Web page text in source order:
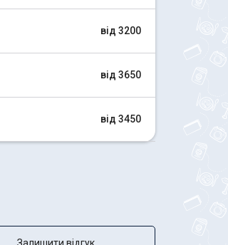
від 3200
від 3650
від 3450